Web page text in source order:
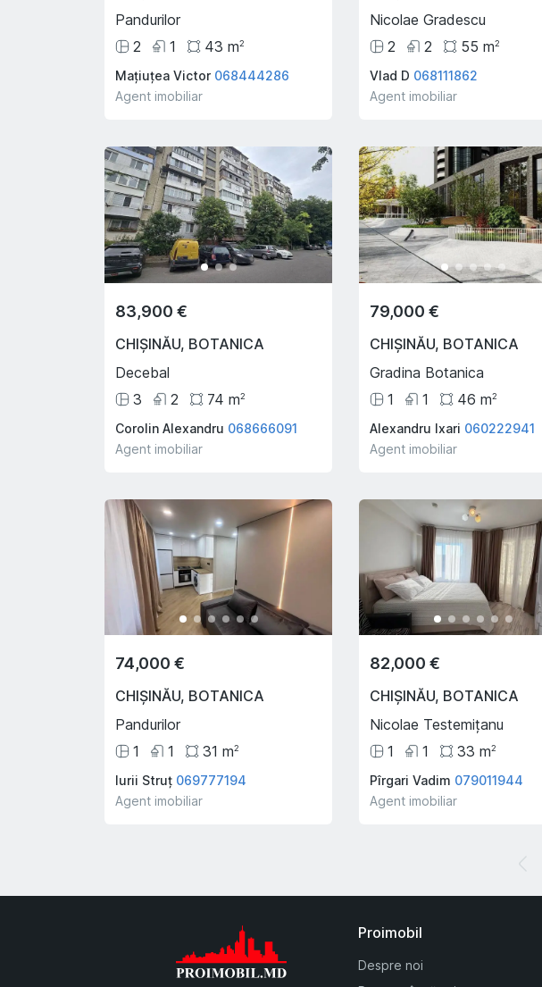
Pandurilor
2
1 43 m2
Mațiuțea Victor 068444286
Agent imobiliar
Nicolae Gradescu
2
2 55 m2
Vlad D 068111862
Agent imobiliar
83,900 €
CHIȘINĂU, BOTANICA
Decebal
3
2 74 m2
Corolin Alexandru 068666091
Agent imobiliar
79,000 €
CHIȘINĂU, BOTANICA
Gradina Botanica
1
1 46 m2
Alexandru Ixari 060222941
Agent imobiliar
74,000 €
CHIȘINĂU, BOTANICA
Pandurilor
1
1 31 m2
Iurii Struț 069777194
Agent imobiliar
82,000 €
CHIȘINĂU, BOTANICA
Nicolae Testemițanu
1
1 33 m2
Pîrgari Vadim 079011944
Agent imobiliar
Proimobil
Despre noi